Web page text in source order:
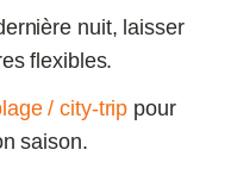
nuit, laisser
flexibles.
/ city-trip pour
saison.